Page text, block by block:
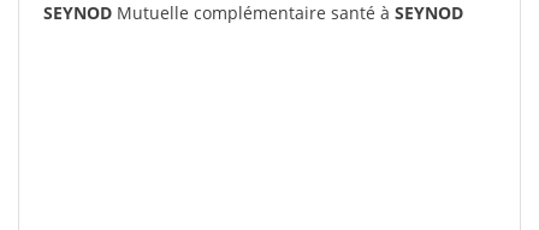
SEYNOD Mutuelle complémentaire santé à SEYNOD